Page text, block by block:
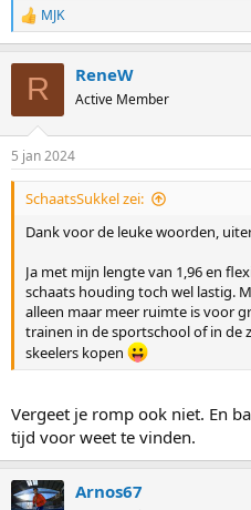
R
e
n
s
:
MJK
R ReneW
Active Member
5 jan 2024
SchaatsSukkel zei:
Dank voor de leuke woorden,
Ja met mijn lengte van 1,96 en
schaats houding toch wel lastig.
alleen maar meer ruimte is voor
trainen in de sportschool of in de
skeelers kopen
Vergeet je romp ook niet. En
tijd voor weet te vinden.
Arnos67